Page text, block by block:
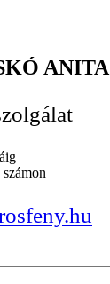
ANITA